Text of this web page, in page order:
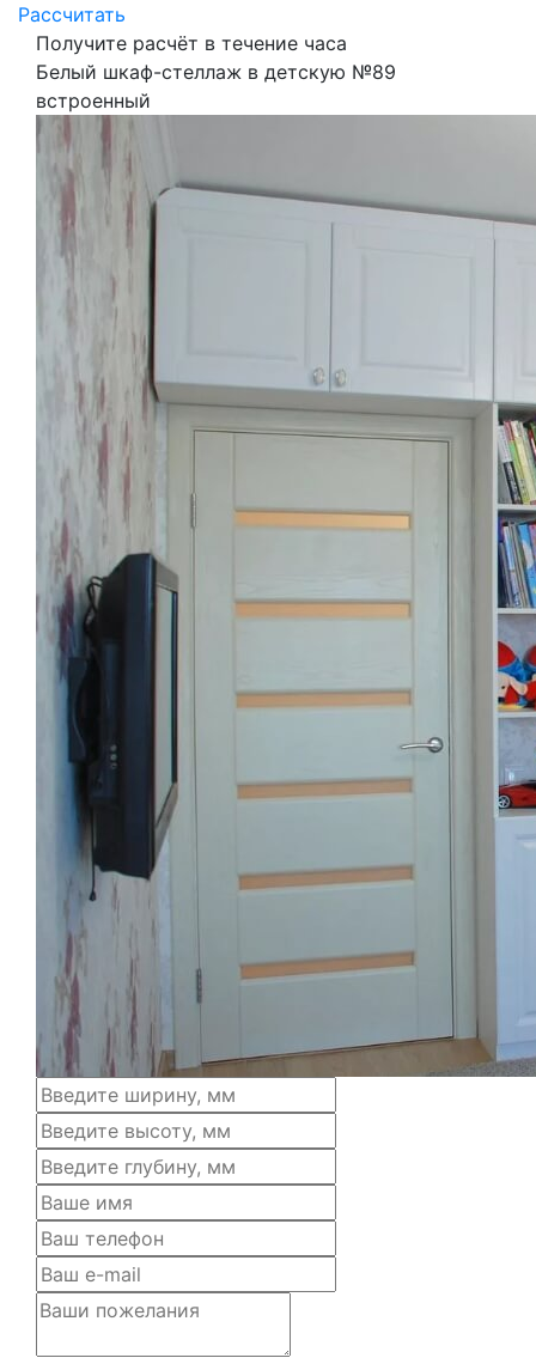
Рассчитать
Получите расчёт в течение часа
Белый шкаф-стеллаж в детскую №89
встроенный